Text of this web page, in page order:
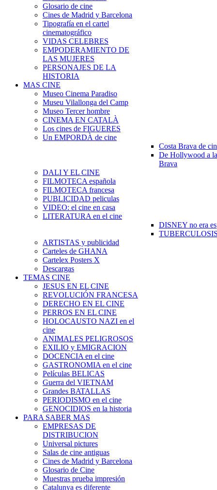
Glosario de cine
Cines de Madrid y Barcelona
Tipografía en el cartel
cinematográfico
VIDAS CELEBRES
EMPODERAMIENTO DE
LAS MUJERES
PERSONAJES DE LA
HISTORIA
MAS CINE
Museo Cinema Paradiso
Museu Vilallonga del Camp
Museo Tercer hombre
CINEMA EN CATALÀ
Los cines de FIGUERES
Un EMPORDÀ de cine
Costa Brava de
De Hollywood a
Brava
DALI Y EL CINE
FILMOTECA española
FILMOTECA francesa
PUBLICIDAD peliculas
VIDEO: el cine en casa
LITERATURA en el cine
DISNEY no era
ARTISTAS y publicidad
Carteles de GHANA
Cartelex Posters X
Descargas
TEMAS CINE
JESUS EN EL CINE
REVOLUCIÓN FRANCESA
DERECHO EN EL CINE
PERROS EN EL CINE
HOLOCAUSTO NAZI en el
cine
ANIMALES PELIGROSOS
EXILIO y EMIGRACION
DOCENCIA en el cine
GASTRONOMIA en el cine
Películas BELICAS
Guerra del VIETNAM
Grandes BATALLAS
PERIODISMO en el cine
GENOCIDIOS en la historia
PARA SABER MAS
EMPRESAS DE
DISTRIBUCION
Universal pictures
Salas de cine antiguas
Cines de Madrid y Barcelona
Glosario de Cine
Muestras prueba impresión
Catalunya es diferente